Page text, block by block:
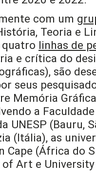
com um
Teoria e
quatro linhas de
e crítica do
são
seus
Memória
a
UNESP (Bauru,
(Itália), as
Cape (África do
of Art e